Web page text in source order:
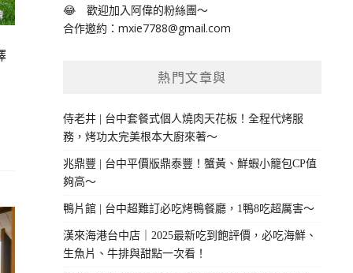
😂 歡迎加入阿偉的粉絲團～
合作邀約： mxie7788@gmail.com
熱門文章與
侍老井 | 台中套餐式個人燒肉天花板！全程代烤服
務，烤功太完美根本大廚來著～
兆鼎豐 | 台中平價版鼎泰豐！蟹黃、鮮蝦小籠包CP值
夠高～
鴨片館 | 台中超難訂必吃烤鴨餐廳，1鴨8吃超厲害～
漢來海港台中店｜2025最新吃到飽評價，必吃海鮮、
生魚片、牛排與甜點一次看！